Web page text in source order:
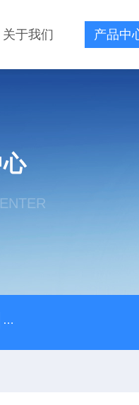
关于我们 产品中
DGJ-03电工技术实验装